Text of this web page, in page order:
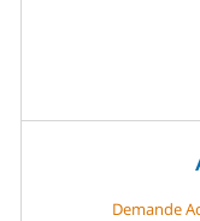
Demande